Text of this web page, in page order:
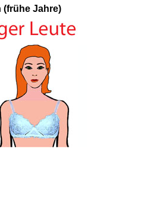
(frühe Jahre)